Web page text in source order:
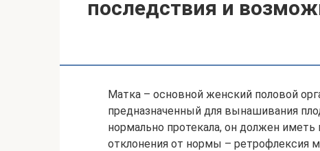
последствия и
Матка – основной женский половой
предназначенный для вынашивания
нормально протекала, он должен
отклонения от нормы – ретрофлексия